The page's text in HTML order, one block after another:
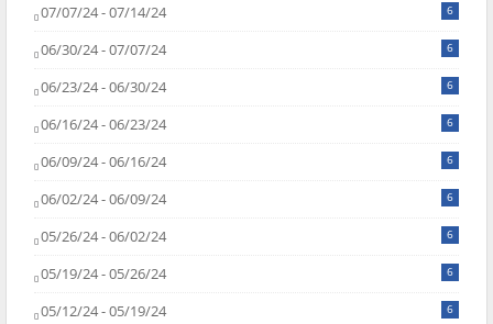
07/07/24 - 07/14/24 6
06/30/24 - 07/07/24 6
06/23/24 - 06/30/24 6
06/16/24 - 06/23/24 6
06/09/24 - 06/16/24 6
06/02/24 - 06/09/24 6
05/26/24 - 06/02/24 6
05/19/24 - 05/26/24 6
05/12/24 - 05/19/24 6